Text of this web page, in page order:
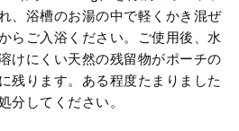
、浴槽のお湯の中で軽くかき混ぜ
らご入浴ください。ご使用後、水
けにくい天然の残留物がポーチの
残ります。ある程度たまりました
分してください。